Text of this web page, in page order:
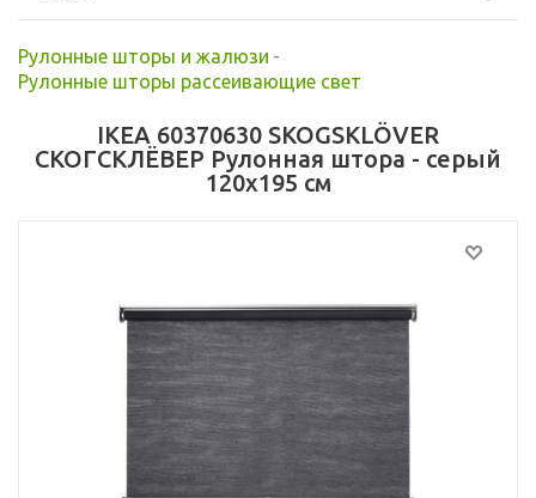
Рулонные шторы и жалюзи -
Рулонные шторы рассеивающие свет
IKEA 60370630 SKOGSKLÖVER
СКОГСКЛЁВЕР Рулонная штора - серый
120x195 см